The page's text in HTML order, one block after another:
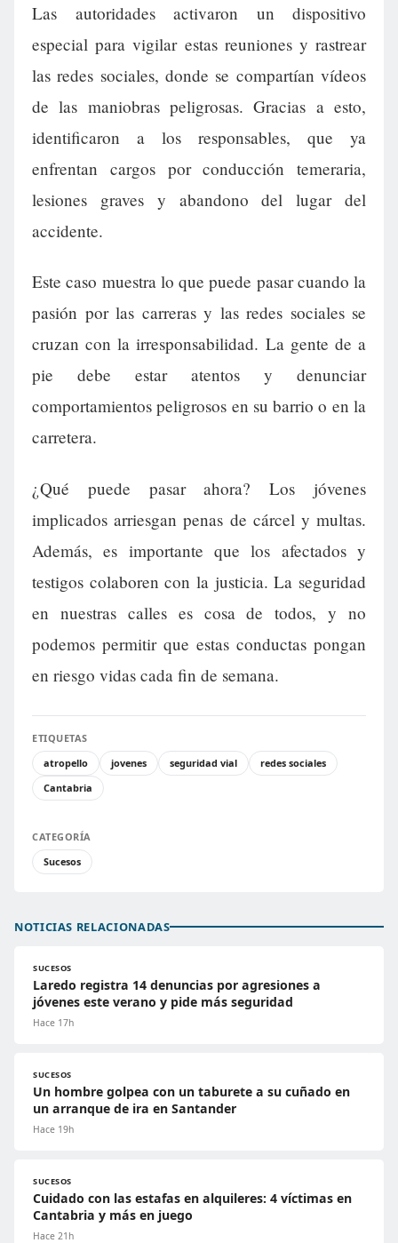
Las autoridades activaron un dispositivo
especial para vigilar estas reuniones y rastrear
las redes sociales, donde se compartían vídeos
de las maniobras peligrosas. Gracias a esto,
identificaron a los responsables, que ya
enfrentan cargos por conducción temeraria,
lesiones graves y abandono del lugar del
accidente.
Este caso muestra lo que puede pasar cuando la
pasión por las carreras y las redes sociales se
cruzan con la irresponsabilidad. La gente de a
pie debe estar atentos y denunciar
comportamientos peligrosos en su barrio o en la
carretera.
¿Qué puede pasar ahora? Los jóvenes
implicados arriesgan penas de cárcel y multas.
Además, es importante que los afectados y
testigos colaboren con la justicia. La seguridad
en nuestras calles es cosa de todos, y no
podemos permitir que estas conductas pongan
en riesgo vidas cada fin de semana.
ETIQUETAS
atropello
jovenes seguridad vial
redes sociales
Cantabria
CATEGORÍA
Sucesos
NOTICIAS RELACIONADAS
SUCESOS
Laredo registra 14 denuncias por agresiones a
jóvenes este verano y pide más seguridad
Hace 17h
SUCESOS
Un hombre golpea con un taburete a su cuñado en
un arranque de ira en Santander
Hace 19h
SUCESOS
Cuidado con las estafas en alquileres: 4 víctimas en
Cantabria y más en juego
Hace 21h